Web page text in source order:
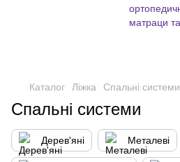
Каталог Ліжка Спальні системи
Спальні системи
Дерев'яні Металеві